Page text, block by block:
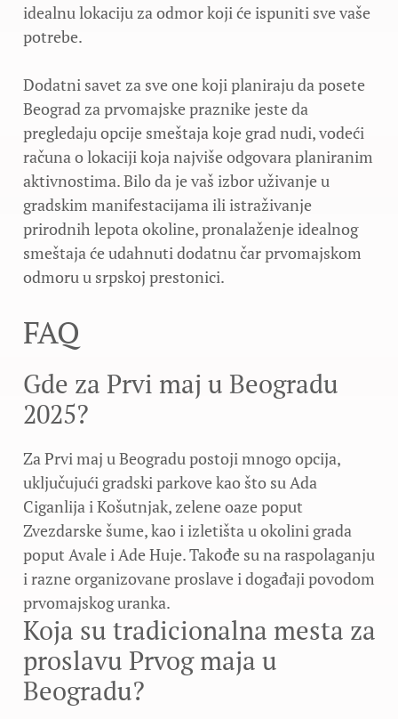
idealnu lokaciju za odmor koji će ispuniti sve vaše
potrebe.
Dodatni savet za sve one koji planiraju da posete
Beograd za prvomajske praznike jeste da
pregledaju opcije smeštaja koje grad nudi, vodeći
računa o lokaciji koja najviše odgovara planiranim
aktivnostima. Bilo da je vaš izbor uživanje u
gradskim manifestacijama ili istraživanje
prirodnih lepota okoline, pronalaženje idealnog
smeštaja će udahnuti dodatnu čar prvomajskom
odmoru u srpskoj prestonici.
FAQ
Gde za Prvi maj u Beogradu
2025?
Za Prvi maj u Beogradu postoji mnogo opcija,
uključujući gradski parkove kao što su Ada
Ciganlija i Košutnjak, zelene oaze poput
Zvezdarske šume, kao i izletišta u okolini grada
poput Avale i Ade Huje. Takođe su na raspolaganju
i razne organizovane proslave i događaji povodom
prvomajskog uranka.
Koja su tradicionalna mesta za
proslavu Prvog maja u
Beogradu?